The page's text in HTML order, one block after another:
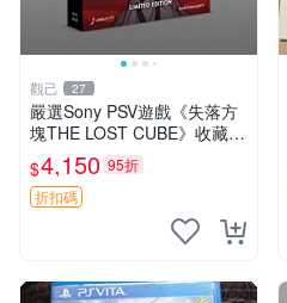
觀己 27
嚴選Sony PSV遊戲《失落方
塊THE LOST CUBE》收藏
版，英語原裝未拆封 失落方
塊 THE LOST CUBE PSV 精
華版 新作 權杖
$4,150 95折
折扣碼